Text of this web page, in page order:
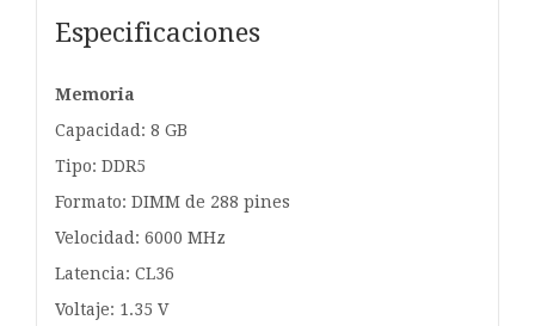
Especificaciones
Memoria
Capacidad: 8 GB
Tipo: DDR5
Formato: DIMM de 288 pines
Velocidad: 6000 MHz
Latencia: CL36
Voltaje: 1.35 V